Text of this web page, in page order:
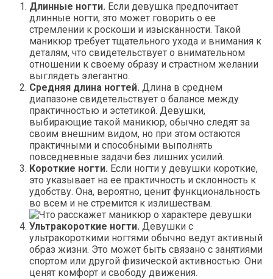
Длинные ногти. Если девушка предпочитает
длинные ногти, это может говорить о ее
стремлении к роскоши и изысканности. Такой
маникюр требует тщательного ухода и внимания к
деталям, что свидетельствует о внимательном
отношении к своему образу и страстном желании
выглядеть элегантно.
Средняя длина ногтей. Длина в среднем
диапазоне свидетельствует о балансе между
практичностью и эстетикой. Девушки,
выбирающие такой маникюр, обычно следят за
своим внешним видом, но при этом остаются
практичными и способными выполнять
повседневные задачи без лишних усилий.
Короткие ногти. Если ногти у девушки короткие,
это указывает на ее практичность и склонность к
удобству. Она, вероятно, ценит функциональность
во всем и не стремится к излишествам.
Ультракороткие ногти. Девушки с
ультракороткими ногтями обычно ведут активный
образ жизни. Это может быть связано с занятиями
спортом или другой физической активностью. Они
ценят комфорт и свободу движения.